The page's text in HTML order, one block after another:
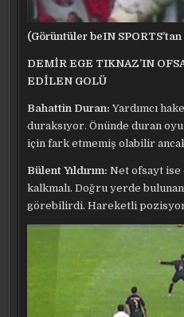
(Görüntüler beIN SPORTS’tan
DEMİR EGE TIKNAZ’IN
EDİLEN GOLÜ
Bahattin Duran: Yardımcı
duraksıyor. Önünde duran
için fark etmemiş olabilir
Bülent Yıldırım: Net ofsayt ise
kalkmalı. Doğru yerde
görebilirdi. Hareketli